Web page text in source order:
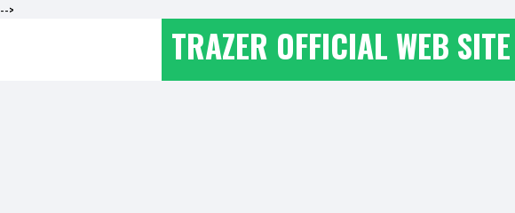
-->
TRAZER OFFICIAL WEB SITE